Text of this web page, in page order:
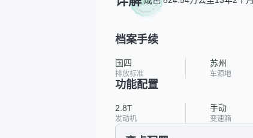
档案手续
国四
排放标准
苏州
车源地
功能配置
2.8T
发动机
手动
变速箱